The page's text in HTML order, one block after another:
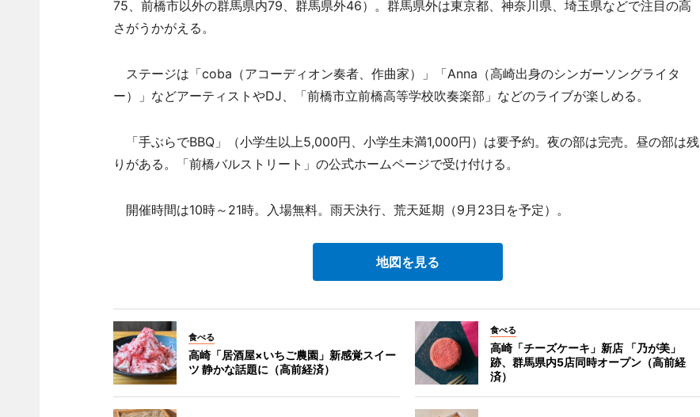
75、前橋市以外の群馬県内79、群馬県外46）。群馬県外は東京都、神奈川県、埼玉県などで注目の高
さがうかがえる。
ステージは「coba（アコーディオン奏者、作曲家）」「Anna（高崎出身のシンガーソングライタ
ー）」などアーティストやDJ、「前橋市立前橋高等学校吹奏楽部」などのライブが楽しめる。
「手ぶらでBBQ」（小学生以上5,000円、小学生未満1,000円）は要予約。夜の部は完売。昼の部は残
りがある。「前橋バルストリート」の公式ホームページで受け付ける。
開催時間は10時～21時。入場無料。雨天決行、荒天延期（9月23日を予定）。
地図を見る
食べる
高崎「居酒屋×いちご農園」新感覚スイー
ツ 静かな話題に（高前経済）
食べる
高崎「チーズケーキ」新店 「乃が美」
跡、群馬県内5店同時オープン（高前経
済）